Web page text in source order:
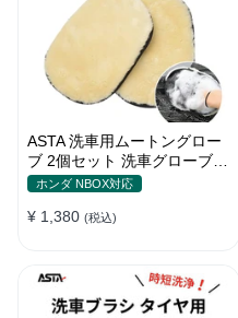
ASTA 洗車用ムートングロー
ブ 2個セット 洗車グローブ
手袋 傷防止 洗車グッズ 洗車
ホンダ NBOX対応
¥ 1,380 (税込)